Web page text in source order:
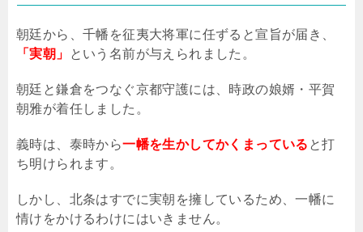
朝廷から、千幡を征夷大将軍に任ずると宣旨が届き、
「実朝」
という名前が与えられました。
朝廷と鎌倉をつなぐ京都守護には、時政の娘婿・平賀
朝雅が着任しました。
義時は、泰時から一幡を生かしてかくまっている と打
ち明けられます。
しかし、北条はすでに実朝を擁しているため、一幡に
情けをかけるわけにはいきません。